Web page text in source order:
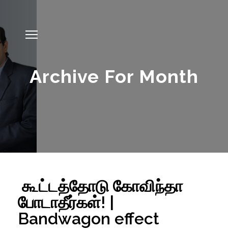
Archive For Month
கூட்டத்தோடு கோவிந்தா
போடாதீர்கள்! |
Bandwagon effect